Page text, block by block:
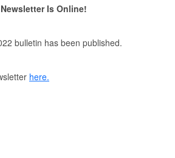
Is Online!
bulletin has been published.
here.